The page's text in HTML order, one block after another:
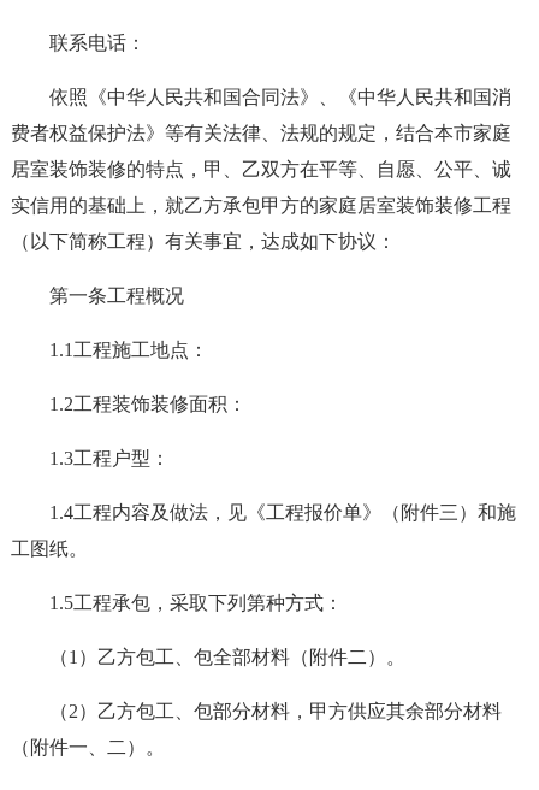
联系电话：
依照《中华人民共和国合同法》、《中华人民共和国消
费者权益保护法》等有关法律、法规的规定，结合本市家庭
居室装饰装修的特点，甲、乙双方在平等、自愿、公平、诚
实信用的基础上，就乙方承包甲方的家庭居室装饰装修工程
（以下简称工程）有关事宜，达成如下协议：
第一条工程概况
1.1工程施工地点：
1.2工程装饰装修面积：
1.3工程户型：
1.4工程内容及做法，见《工程报价单》（附件三）和施
工图纸。
1.5工程承包，采取下列第种方式：
（1）乙方包工、包全部材料（附件二）。
（2）乙方包工、包部分材料，甲方供应其余部分材料
（附件一、二）。